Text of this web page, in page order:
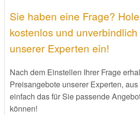
Sie haben eine Frage?
kostenlos und
unserer Experten ein!
Nach dem Einstellen Ihrer Frage
Preisangebote unserer Experten,
einfach das für Sie passende
können!